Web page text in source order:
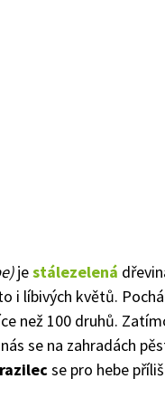
jestálezelená
i líbivých květů.
než 100 druhů.
se na zahradách
se pro hebe